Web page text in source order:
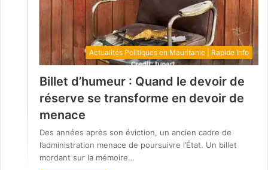
Actualités Politiques en Mauritanie | Rapide Info
Billet d’humeur : Quand le devoir de
réserve se transforme en devoir de
menace
Des années après son éviction, un ancien cadre de
l’administration menace de poursuivre l’État. Un billet
mordant sur la mémoire…